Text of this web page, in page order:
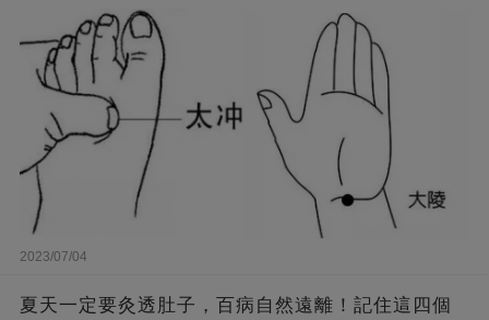
2023/07/04
夏天一定要灸透肚子，百病自然遠離！記住這四個